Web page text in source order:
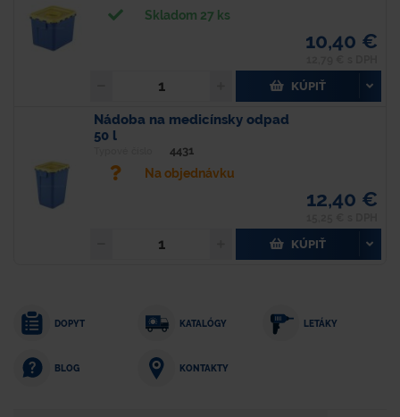
Skladom 27 ks
10,40 €
KÚPIŤ
Nádoba na medicínsky odpad
50 l
4431
Na objednávku
12,40 €
KÚPIŤ
DOPYT KATALÓGY LETÁKY
BLOG KONTAKTY